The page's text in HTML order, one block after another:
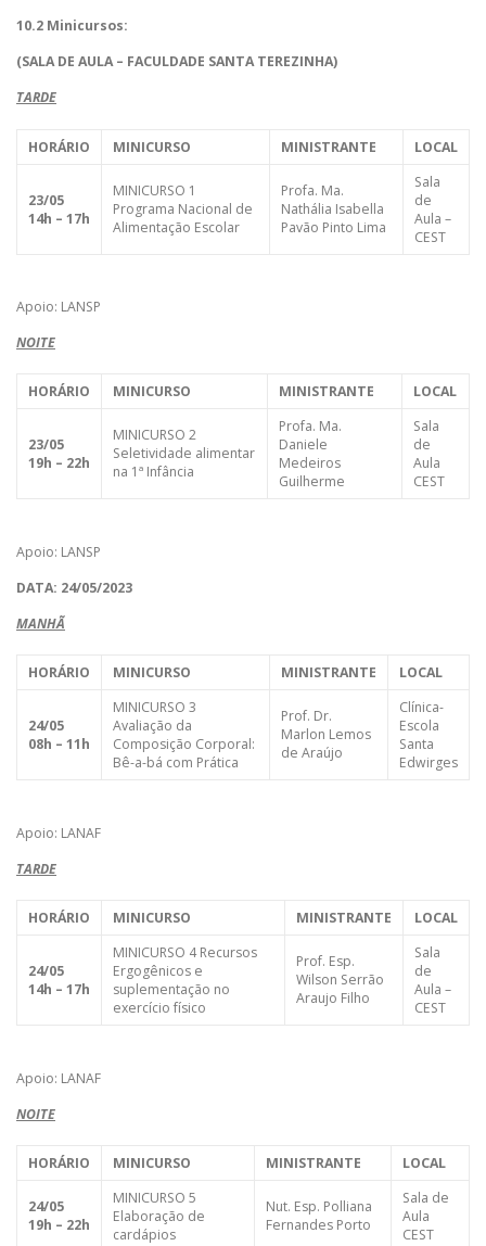
10.2 Minicursos:
(SALA DE AULA – FACULDADE SANTA TEREZINHA)
TARDE
HORÁRIO MINICURSO MINISTRANTE LOCAL
23/05
14h – 17h
MINICURSO 1
Programa Nacional de
Alimentação Escolar
Profa. Ma.
Nathália Isabella
Pavão Pinto Lima
Sala
de
Aula –
CEST
Apoio: LANSP
NOITE
HORÁRIO MINICURSO MINISTRANTE LOCAL
23/05
19h – 22h
MINICURSO 2
Seletividade alimentar
na 1ª Infância
Profa. Ma.
Daniele
Medeiros
Guilherme
Sala
de
Aula
CEST
Apoio: LANSP
DATA: 24/05/2023
MANHÃ
HORÁRIO MINICURSO MINISTRANTE LOCAL
24/05
08h – 11h
MINICURSO 3
Avaliação da
Composição Corporal:
Bê-a-bá com Prática
Prof. Dr.
Marlon Lemos
de Araújo
Clínica-
Escola
Santa
Edwirges
Apoio: LANAF
TARDE
HORÁRIO MINICURSO MINISTRANTE LOCAL
24/05
14h – 17h
MINICURSO 4 Recursos
Ergogênicos e
suplementação no
exercício físico
Prof. Esp.
Wilson Serrão
Araujo Filho
Sala
de
Aula –
CEST
Apoio: LANAF
NOITE
HORÁRIO MINICURSO MINISTRANTE LOCAL
24/05
19h – 22h
MINICURSO 5
Elaboração de
cardápios
Nut. Esp. Polliana
Fernandes Porto
Sala de
Aula
CEST